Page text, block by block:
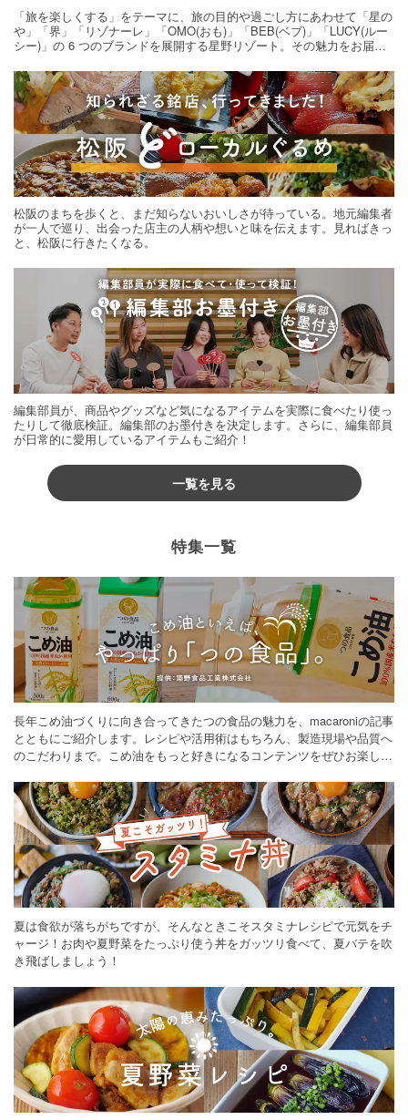
「旅を楽しくする」をテーマに、旅の目的や過ごし方にあわせて「星の
や」「界」「リゾナーレ」「OMO(おも)」「BEB(ベブ)」「LUCY(ルー
シー)」の 6 つのブランドを展開する星野リゾート。その魅力をお届け
松阪のまちを歩くと、まだ知らないおいしさが待っている。地元編集者
が一人で巡り、出会った店主の人柄や想いと味を伝えます。見ればきっ
と、松阪に行きたくなる。
編集部員が、商品やグッズなど気になるアイテムを実際に食べたり使っ
たりして徹底検証。編集部のお墨付きを決定します。さらに、編集部員
が日常的に愛用しているアイテムもご紹介！
一覧を見る
特集一覧
長年こめ油づくりに向き合ってきたつの食品の魅力を、macaroniの記事
とともにご紹介します。レシピや活用術はもちろん、製造現場や品質へ
のこだわりまで。こめ油をもっと好きになるコンテンツをぜひお楽しみ
夏は食欲が落ちがちですが、そんなときこそスタミナレシピで元気をチ
ャージ！お肉や夏野菜をたっぷり使う丼をガッツリ食べて、夏バテを吹
き飛ばしましょう！